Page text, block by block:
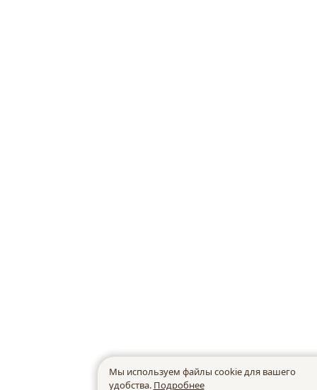
Мы используем файлы cookie для вашего
удобства. Подробнее